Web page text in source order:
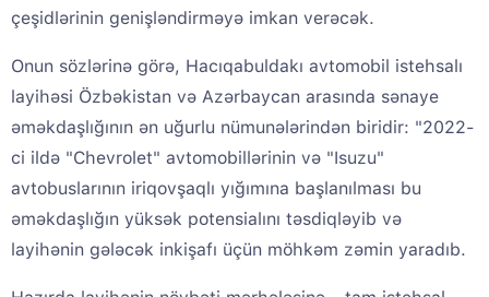
çeşidlərinin genişləndirməyə imkan verəcək.
Onun sözlərinə görə, Hacıqabuldakı avtomobil istehsalı
layihəsi Özbəkistan və Azərbaycan arasında sənaye
əməkdaşlığının ən uğurlu nümunələrindən biridir: "2022-
ci ildə "Chevrolet" avtomobillərinin və "Isuzu"
avtobuslarının iriqovşaqlı yığımına başlanılması bu
əməkdaşlığın yüksək potensialını təsdiqləyib və
layihənin gələcək inkişafı üçün möhkəm zəmin yaradıb.